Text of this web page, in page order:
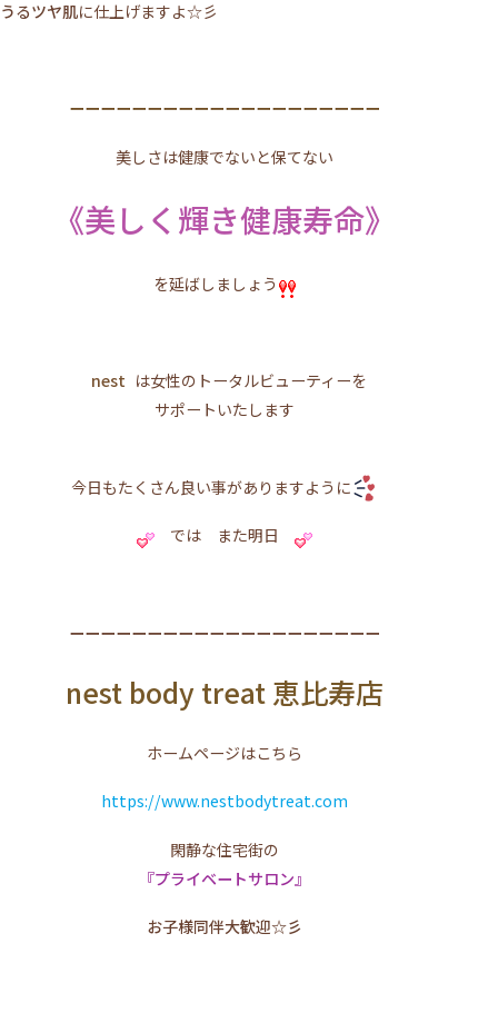
うるツヤ肌に仕上げますよ☆彡
ーーーーーーーーーーーーーーーーーーーー
美しさは健康でないと保てない
《美しく輝き健康寿命》
を延ばしましょう
nest は女性のトータルビューティーを
サポートいたします
今日もたくさん良い事がありますように
では また明日
ーーーーーーーーーーーーーーーーーーーー
nest body treat 恵比寿店
ホームページはこちら
https://www.nestbodytreat.com
閑静な住宅街の
『プライベートサロン』
お子様同伴大歓迎☆彡